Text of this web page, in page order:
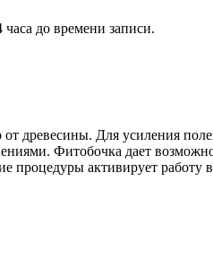
до времени записи.
древесины. Для усиления
Фитобочка дает
процедуры активирует работу